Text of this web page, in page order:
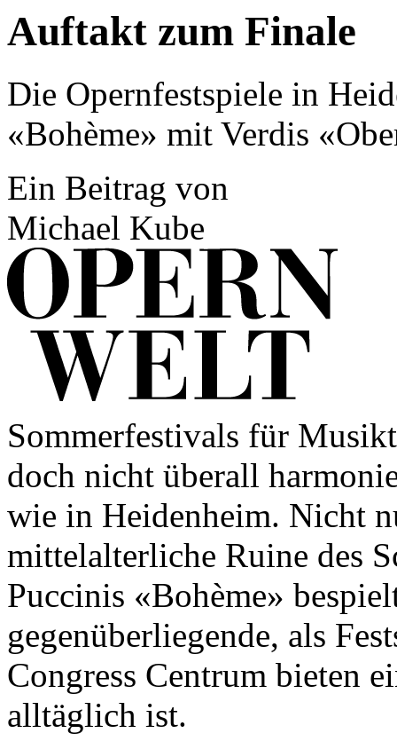
Auftakt zum Finale
Die Opernfestspiele in
«Bohème» mit Verdis
Ein Beitrag von
Michael Kube
Sommerfestivals für
doch nicht überall
wie in Heidenheim. Nicht
mittelalterliche Ruine des
Puccinis «Bohème»
gegenüberliegende, als
Congress Centrum bieten
alltäglich ist.